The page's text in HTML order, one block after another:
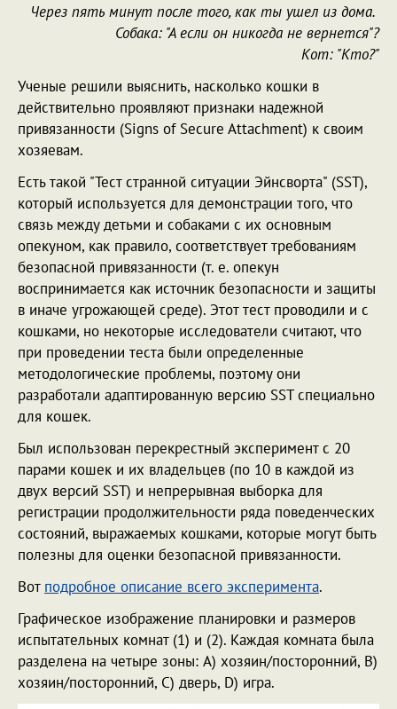
Через пять минут после того, как ты ушел из дома.
Собака: "А если он никогда не вернется"?
Кот: "Кто?"
Ученые решили выяснить, насколько кошки в
действительно проявляют признаки надежной
привязанности (Signs of Secure Attachment) к своим
хозяевам.
Есть такой "Тест странной ситуации Эйнсворта" (SST),
который используется для демонстрации того, что
связь между детьми и собаками с их основным
опекуном, как правило, соответствует требованиям
безопасной привязанности (т. е. опекун
воспринимается как источник безопасности и защиты
в иначе угрожающей среде). Этот тест проводили и с
кошками, но некоторые исследователи считают, что
при проведении теста были определенные
методологические проблемы, поэтому они
разработали адаптированную версию SST специально
для кошек.
Был использован перекрестный эксперимент с 20
парами кошек и их владельцев (по 10 в каждой из
двух версий SST) и непрерывная выборка для
регистрации продолжительности ряда поведенческих
состояний, выражаемых кошками, которые могут быть
полезны для оценки безопасной привязанности.
Вот подробное описание всего эксперимента.
Графическое изображение планировки и размеров
испытательных комнат (1) и (2). Каждая комната была
разделена на четыре зоны: A) хозяин/посторонний, B)
хозяин/посторонний, C) дверь, D) игра.